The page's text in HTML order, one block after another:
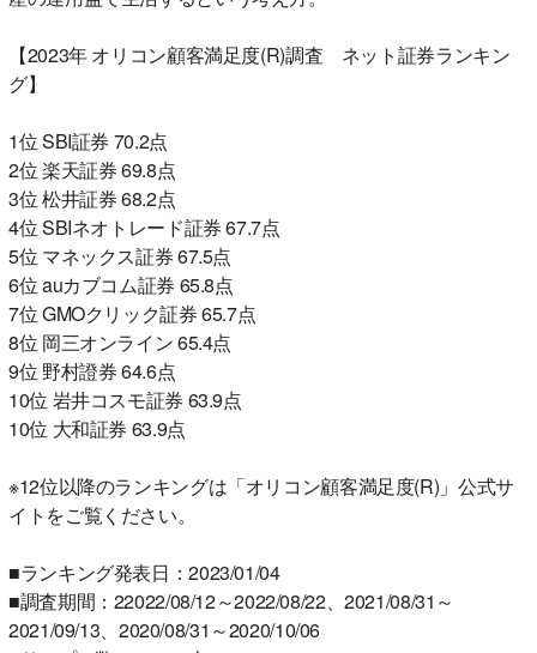
【2023年 オリコン顧客満足度(R)調査 ネット証券ランキン
グ】
1位 SBI証券 70.2点
2位 楽天証券 69.8点
3位 松井証券 68.2点
4位 SBIネオトレード証券 67.7点
5位 マネックス証券 67.5点
6位 auカブコム証券 65.8点
7位 GMOクリック証券 65.7点
8位 岡三オンライン 65.4点
9位 野村證券 64.6点
10位 岩井コスモ証券 63.9点
10位 大和証券 63.9点
※12位以降のランキングは「オリコン顧客満足度(R)」公式サ
イトをご覧ください。
■ランキング発表日：2023/01/04
■調査期間：22022/08/12～2022/08/22、2021/08/31～
2021/09/13、2020/08/31～2020/10/06